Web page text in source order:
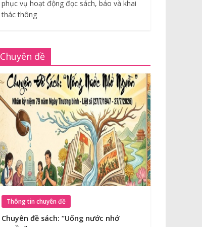
phục vụ hoạt động đọc sách, báo và khai
thác thông
Chuyên đề
Thông tin chuyên đề
Chuyên đề sách: “Uống nước nhớ